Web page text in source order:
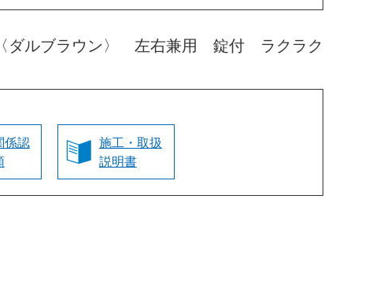
ルブラウン〉 左右兼用 錠付 ラクラク
係認
施工・取扱
説明書